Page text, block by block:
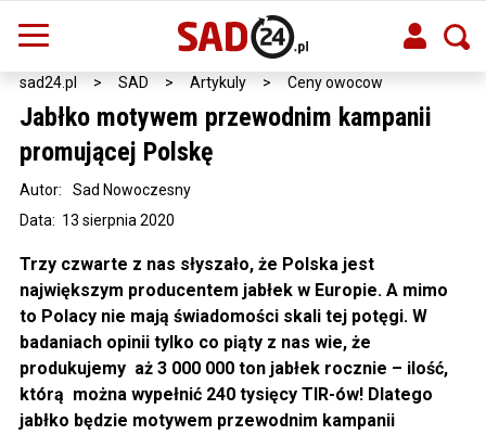
sad24.pl > SAD > Artykuly > Ceny owocow
Jabłko motywem przewodnim kampanii
promującej Polskę
Data: 13 sierpnia 2020
Autor: Sad Nowoczesny
Trzy czwarte z nas słyszało, że Polska jest
największym producentem jabłek w Europie. A mimo
to Polacy nie mają świadomości skali tej potęgi. W
badaniach opinii tylko co piąty z nas wie, że
produkujemy aż 3 000 000 ton jabłek rocznie – ilość,
którą można wypełnić 240 tysięcy TIR-ów! Dlatego
jabłko będzie motywem przewodnim kampanii